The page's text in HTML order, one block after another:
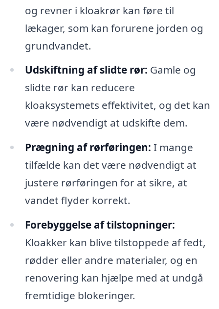
og revner i kloakrør kan føre til
lækager, som kan forurene jorden og
grundvandet.
Udskiftning af slidte rør: Gamle og
slidte rør kan reducere
kloaksystemets effektivitet, og det kan
være nødvendigt at udskifte dem.
Prægning af rørføringen: I mange
tilfælde kan det være nødvendigt at
justere rørføringen for at sikre, at
vandet flyder korrekt.
Forebyggelse af tilstopninger:
Kloakker kan blive tilstoppede af fedt,
rødder eller andre materialer, og en
renovering kan hjælpe med at undgå
fremtidige blokeringer.